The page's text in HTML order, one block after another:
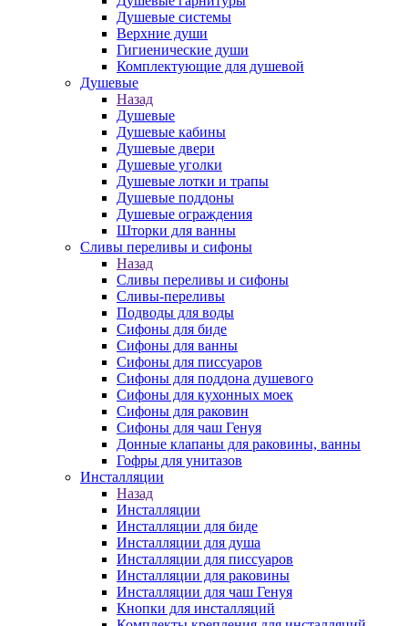
Душевые системы
Верхние души
Гигиенические души
Комплектующие для душевой
Душевые
Назад
Душевые
Душевые кабины
Душевые двери
Душевые уголки
Душевые лотки и трапы
Душевые поддоны
Душевые ограждения
Шторки для ванны
Сливы переливы и сифоны
Назад
Сливы переливы и сифоны
Сливы-переливы
Подводы для воды
Сифоны для биде
Сифоны для ванны
Сифоны для писсуаров
Сифоны для поддона душевого
Сифоны для кухонных моек
Сифоны для раковин
Сифоны для чаш Генуя
Донные клапаны для раковины, ванны
Гофры для унитазов
Инсталляции
Назад
Инсталляции
Инсталляции для биде
Инсталляции для душа
Инсталляции для писсуаров
Инсталляции для раковины
Инсталляции для чаш Генуя
Кнопки для инсталляций